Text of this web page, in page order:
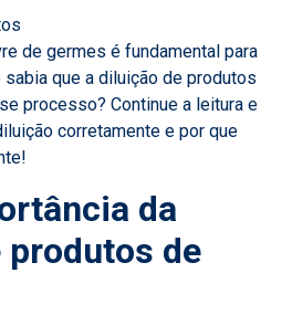
de germes é fundamental para
sabia que a diluição de produtos
processo? Continue a leitura e
corretamente e por que
da
de